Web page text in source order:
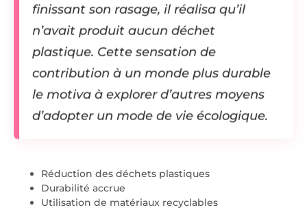
finissant son rasage, il réalisa qu’il
n’avait produit aucun déchet
plastique. Cette sensation de
contribution à un monde plus durable
le motiva à explorer d’autres moyens
d’adopter un mode de vie écologique.
Réduction des déchets plastiques
Durabilité accrue
Utilisation de matériaux recyclables